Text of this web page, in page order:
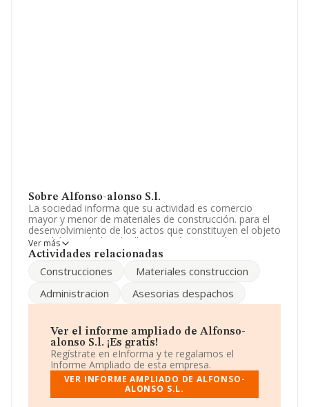
Sobre Alfonso-alonso S.l.
La sociedad informa que su actividad es comercio
mayor y menor de materiales de construcción. para el
desenvolvimiento de los actos que constituyen el objeto
social, la entidad podra llevar a cabo actos de
adquisición, tenencia, administración, explotación, de.
como Sociedad Limitada. Su CNAE corresponde a 4683
mercados exteriores.
facilita el número de teléfono 959396440.
La compañíaAlfonso-alonso S.L, NIF B21411988,
está situada en Calle Virgen De La Luz núm. 1, (21520),
en el municipio de Alosno, en Huelva, Andalucía.
Con los datos a disposición de INFORMA sobre 20.345
Ver más
Actividades relacionadas
Construcciones
Materiales construccion
Administracion
Asesorias despachos
Ver el informe ampliado de Alfonso-
alonso S.l. ¡Es gratis!
Regístrate en eInforma y te regalamos el
Informe Ampliado de esta empresa.
VER INFORME AMPLIADO DE ALFONSO-
ALONSO S.L.